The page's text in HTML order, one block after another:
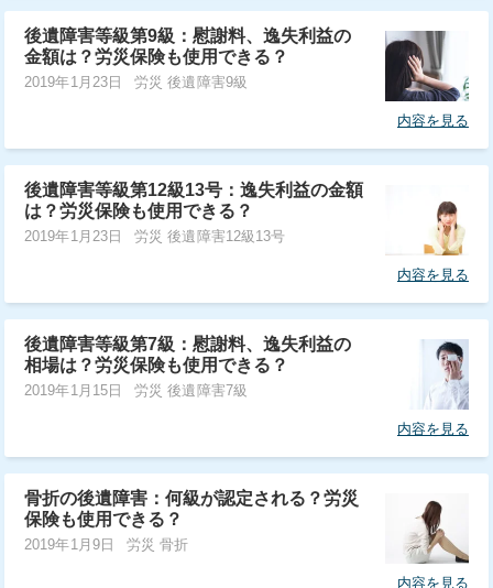
後遺障害等級第9級：慰謝料、逸失利益の
金額は？労災保険も使用できる？
2019年1月23日 労災 後遺障害9級
内容を見る
後遺障害等級第12級13号：逸失利益の金額
は？労災保険も使用できる？
2019年1月23日 労災 後遺障害12級13号
内容を見る
後遺障害等級第7級：慰謝料、逸失利益の
相場は？労災保険も使用できる？
2019年1月15日 労災 後遺障害7級
内容を見る
骨折の後遺障害：何級が認定される？労災
保険も使用できる？
2019年1月9日 労災 骨折
内容を見る